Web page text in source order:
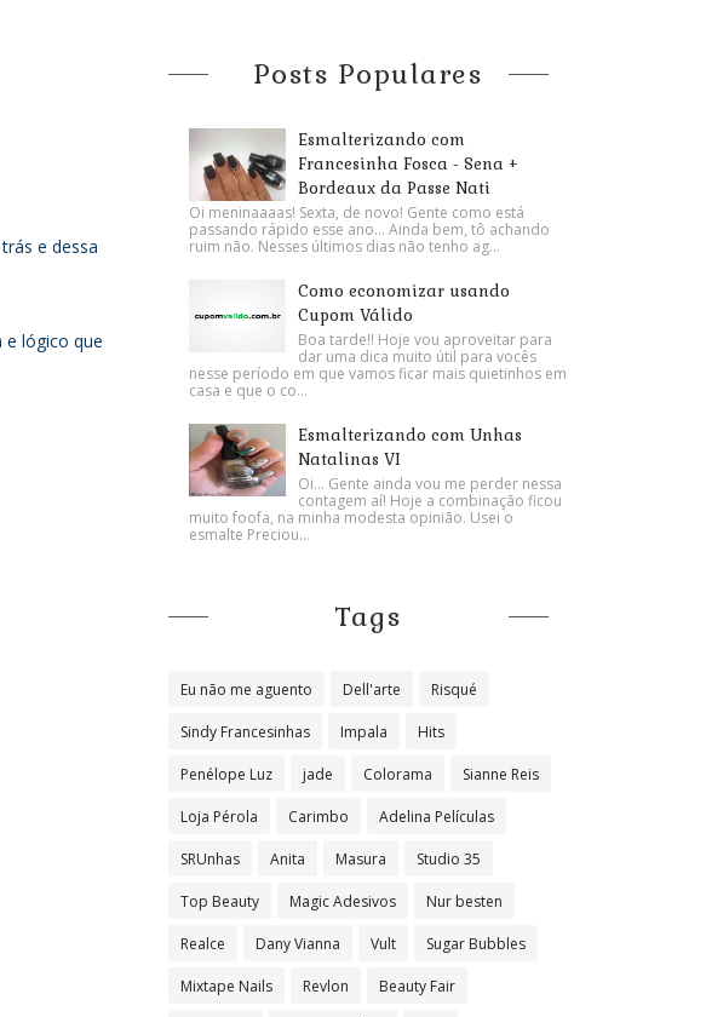
e dessa
e lógico que
Posts Populares
Esmalterizando com
Francesinha Fosca - Sena +
Bordeaux da Passe Nati
Oi meninaaaas! Sexta, de novo! Gente como está
passando rápido esse ano... Ainda bem, tô achando
ruim não. Nesses últimos dias não tenho ag...
Como economizar usando
Cupom Válido
Boa tarde!! Hoje vou aproveitar para
dar uma dica muito útil para vocês
nesse período em que vamos ficar mais quietinhos em
casa e que o co...
Esmalterizando com Unhas
Natalinas VI
Oi... Gente ainda vou me perder nessa
contagem aí! Hoje a combinação ficou
muito foofa, na minha modesta opinião. Usei o
esmalte Preciou...
Tags
Eu não me aguento Dell'arte Risqué
Sindy Francesinhas Impala Hits
Penélope Luz jade Colorama Sianne Reis
Loja Pérola Carimbo Adelina Películas
SRUnhas Anita Masura Studio 35
Top Beauty Magic Adesivos Nur besten
Realce Dany Vianna Vult Sugar Bubbles
Mixtape Nails Revlon Beauty Fair